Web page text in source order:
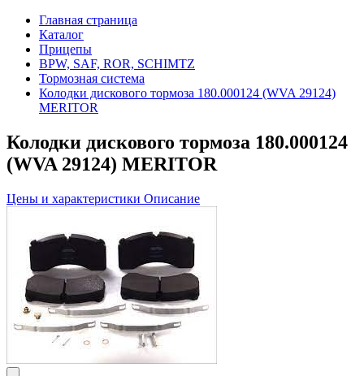
Главная страница
Каталог
Прицепы
BPW, SAF, ROR, SCHIMTZ
Тормозная система
Колодки дискового тормоза 180.000124 (WVA 29124)
MERITOR
Колодки дискового тормоза 180.000124
(WVA 29124) MERITOR
Цены и характеристики Описание